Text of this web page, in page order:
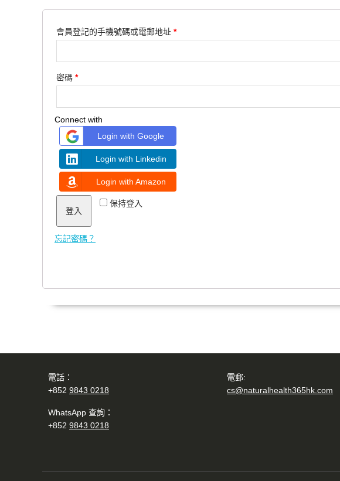
會員登記的手機號碼或電郵地址 *
密碼 *
Connect with
Login with Google
Login with Linkedin
Login with Amazon
保持登入
登入
忘記密碼？
電話：
+852 9843 0218
WhatsApp 查詢：
+852 9843 0218
電郵:
cs@naturalhealth365hk.com